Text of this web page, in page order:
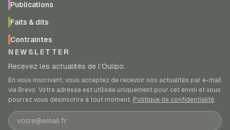
Publications
Faits & dits
Contraintes
NEWSLETTER
Recevez les actualités de l’Oulipo.
En vous inscrivant, vous acceptez de recevoir nos actualités par e-mail
via Brevo. Votre adresse est utilisée uniquement pour cet envoi et vous
pourrez vous désinscrire à tout moment. Politique de confidentialité.
Adresse e-mail